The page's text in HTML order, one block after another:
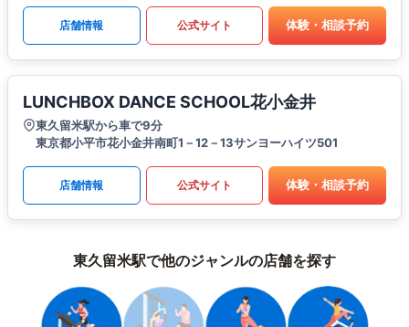
店舗情報 公式サイト 体験・相談予約
LUNCHBOX DANCE SCHOOL花小金井
東久留米駅から車で9分
東京都小平市花小金井南町1－12－13サンヨーハイツ501
店舗情報 公式サイト 体験・相談予約
東久留米駅で他のジャンルの店舗を探す